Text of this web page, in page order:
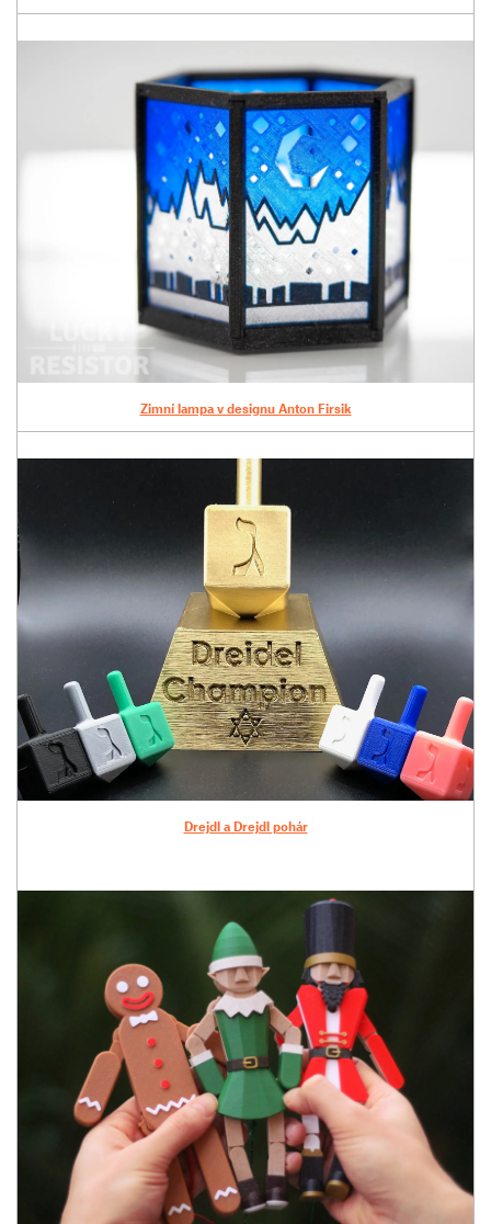
Zimní lampa v designu Anton Firsik
Drejdl a Drejdl pohár